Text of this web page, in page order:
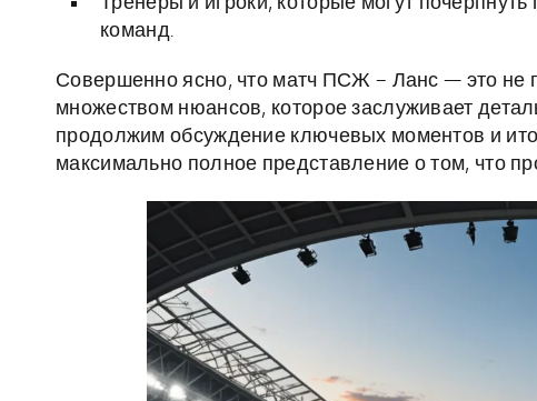
команд.
Совершенно ясно, что матч ПСЖ – Ланс — это не
множеством нюансов, которое заслуживает
продолжим обсуждение ключевых моментов и
максимально полное представление о том, что